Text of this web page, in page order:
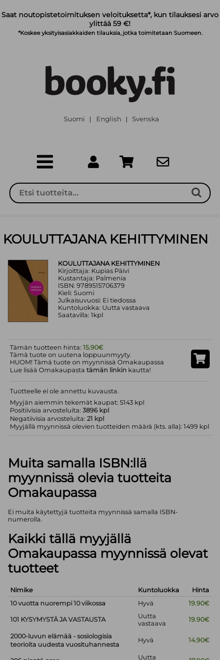
Saat noutopistetoimituksen veloituksetta*, kun tilauksesi arvo
ylittää 59 €!
*Koskee yksityisasiakkaiden tilauksia, jotka toimitetaan Suomeen.
Suomi | English | Svenska
KOULUTTAJANA KEHITTYMINEN
KOULUTTAJANA KEHITTYMINEN
Kirjoittaja: Kupias Päivi
Kustantaja: Palmenia
ISBN: 9789515706379
Kieli: Suomi
Julkaisuvuosi: Ei tiedossa
Kuntoluokka: Uutta vastaava
Saatavilla: 1kpl
Tämän tuotteen hinta:15.90€
Tämä tuote on uutena loppuunmyyty.
HUOM! Tämä tuote on myynnissä Omakaupassa
Lue lisää Omakaupastatämän linkin kautta!
Tuotteelle ei ole annettu kuvausta.
Myyjän aiemmin tekemät kaupat: 5143 kpl
Positiivisia arvosteluita:3896 kpl
Negatiivisia arvosteluita:21 kpl
Myyjällä myynnissä olevien tuotteiden määrä (kts. alla): 1499 kpl
Muita samalla ISBN:llä
myynnissä olevia tuotteita
Omakaupassa
Ei muita käytettyjä tuotteita myynnissä samalla ISBN-
numerolla.
Kaikki tällä myyjällä
Omakaupassa myynnissä olevat
tuotteet
Nimike Kuntoluokka
Hinta
10 vuotta nuorempi 10 viikossa
Hyvä 19.90€
101 KYSYMYSTÄ JA VASTAUSTA
Uutta
vastaava
19.90€
2000-luvun elämää - sosiologisia
teorioita uudesta vuosituhannesta
Hyvä 14.90€
Uutta